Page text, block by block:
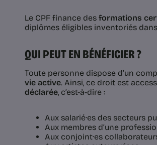
Le CPF finance des formations
diplômes éligibles inventoriés
QUI PEUT EN BÉNÉFICIER ?
Toute personne dispose d’un
vie active. Ainsi, ce droit est
déclarée, c’est-à-dire :
Aux salarié·es des secteurs
Aux membres d’une
Aux conjoint·es